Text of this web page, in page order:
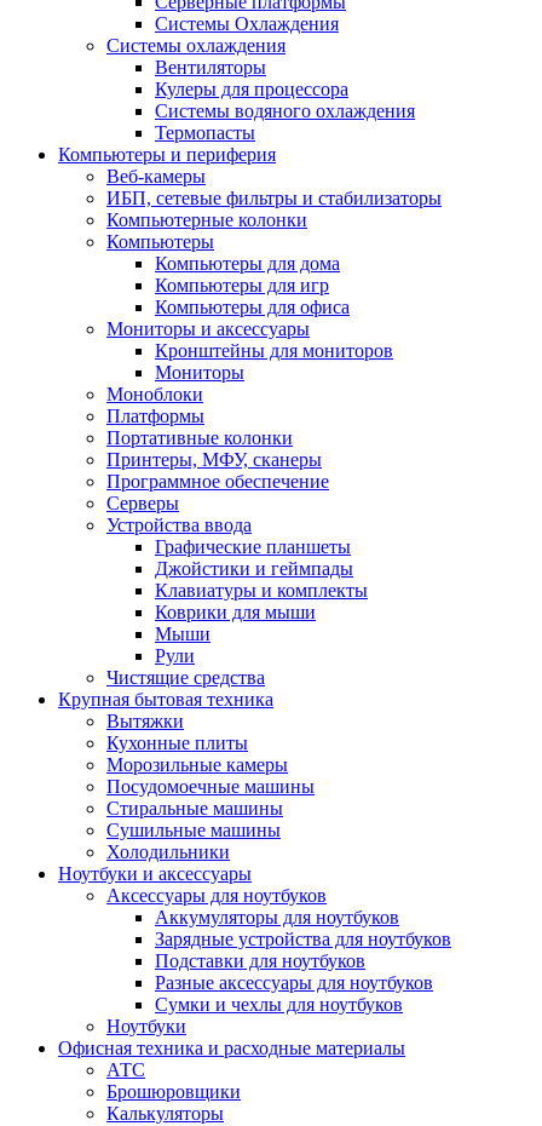
Системы Охлаждения
Системы охлаждения
Вентиляторы
Кулеры для процессора
Системы водяного охлаждения
Термопасты
Компьютеры и периферия
Веб-камеры
ИБП, сетевые фильтры и стабилизаторы
Компьютерные колонки
Компьютеры
Компьютеры для дома
Компьютеры для игр
Компьютеры для офиса
Мониторы и аксессуары
Кронштейны для мониторов
Мониторы
Моноблоки
Платформы
Портативные колонки
Принтеры, МФУ, сканеры
Программное обеспечение
Серверы
Устройства ввода
Графические планшеты
Джойстики и геймпады
Клавиатуры и комплекты
Коврики для мыши
Мыши
Рули
Чистящие средства
Крупная бытовая техника
Вытяжки
Кухонные плиты
Морозильные камеры
Посудомоечные машины
Стиральные машины
Сушильные машины
Холодильники
Ноутбуки и аксессуары
Аксессуары для ноутбуков
Аккумуляторы для ноутбуков
Зарядные устройства для ноутбуков
Подставки для ноутбуков
Разные аксессуары для ноутбуков
Сумки и чехлы для ноутбуков
Ноутбуки
Офисная техника и расходные материалы
АТС
Брошюровщики
Калькуляторы